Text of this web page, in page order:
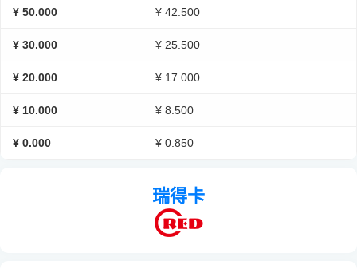
¥ 50.000 ¥ 42.500
¥ 30.000 ¥ 25.500
¥ 20.000 ¥ 17.000
¥ 10.000 ¥ 8.500
¥ 0.000 ¥ 0.850
瑞得卡